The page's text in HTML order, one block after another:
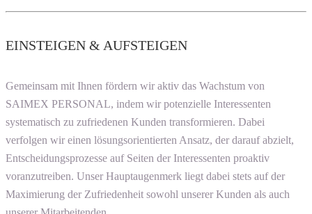
EINSTEIGEN & AUFSTEIGEN
Gemeinsam mit Ihnen fördern wir aktiv das Wachstum von
SAIMEX PERSONAL, indem wir potenzielle Interessenten
systematisch zu zufriedenen Kunden transformieren. Dabei
verfolgen wir einen lösungsorientierten Ansatz, der darauf abzielt,
Entscheidungsprozesse auf Seiten der Interessenten proaktiv
voranzutreiben. Unser Hauptaugenmerk liegt dabei stets auf der
Maximierung der Zufriedenheit sowohl unserer Kunden als auch